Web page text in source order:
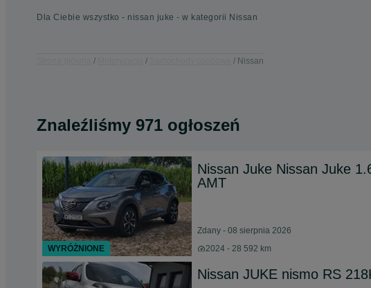
Dla Ciebie wszystko - nissan juke - w kategorii Nissan
Nissan
Znaleźliśmy 971 ogłoszeń
Nissan Juke Nissan Juke
AMT
Zdany - 08 sierpnia 2026
2024 - 28 592 km
Nissan JUKE nismo RS
WYRÓŻNIONE